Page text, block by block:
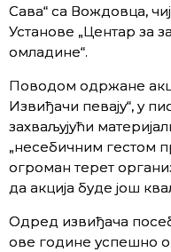
Сава“ са Вождовца,
Установе „Центар за
омладине“.
Поводом одржане
Извиђачи певају“, у
захваљујући
„несебичним гестом
огроман терет
да акција буде још
Одред извиђача
ове године успешно